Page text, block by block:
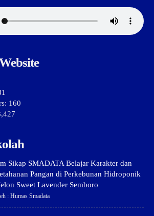
160
Sikap SMADATA Belajar Karakter dan
Pangan di Perkebunan Hidroponik
Sweet Lavender Semboro
: Humas Smadata